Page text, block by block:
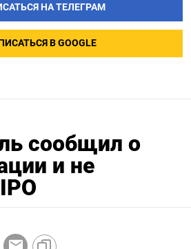
НА ТЕЛЕГРАМ
В GOOGLE
сообщил о
и не